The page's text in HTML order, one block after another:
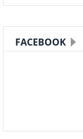
FACEBOOK